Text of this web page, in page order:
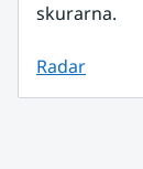
skurarna.
Radar